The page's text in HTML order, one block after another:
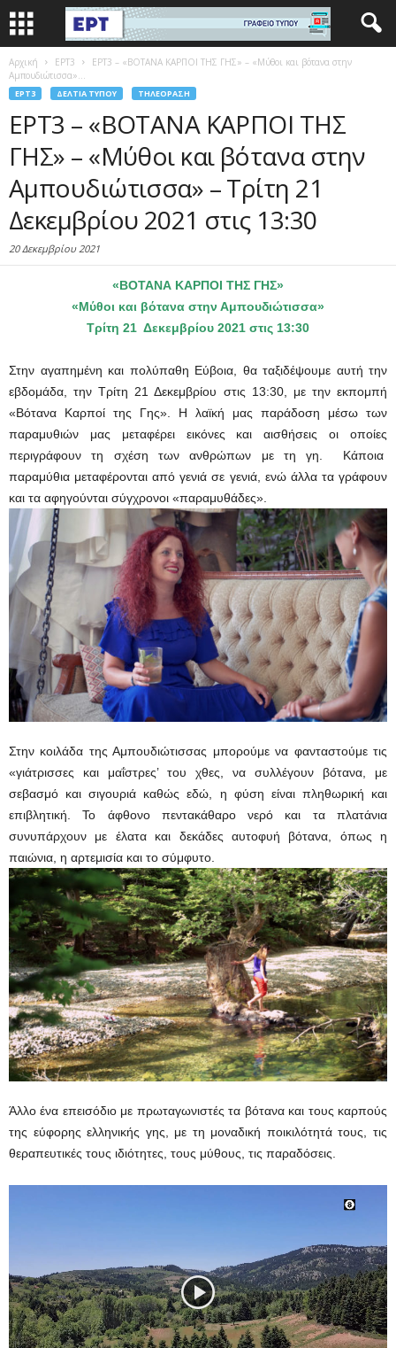
Αρχική EΡΤ3
ΕΡΤ3 – «ΒΟΤΑΝΑ ΚΑΡΠΟΙ ΤΗΣ ΓΗΣ» – «Μύθοι και βότανα στην
Αμπουδιώτισσα»...
EΡΤ3 ΔΕΛΤΊΑ ΤΎΠΟΥ ΤΗΛΕΌΡΑΣΗ
ΕΡΤ3 – «ΒΟΤΑΝΑ ΚΑΡΠΟΙ ΤΗΣ
ΓΗΣ» – «Μύθοι και βότανα στην
Αμπουδιώτισσα» – Τρίτη 21
Δεκεμβρίου 2021 στις 13:30
20 Δεκεμβρίου 2021
«ΒΟΤΑΝΑ ΚΑΡΠΟΙ ΤΗΣ ΓΗΣ»
«Μύθοι και βότανα στην Αμπουδιώτισσα»
Τρίτη 21 Δεκεμβρίου 2021 στις 13:30
Στην αγαπημένη και πολύπαθη Εύβοια, θα ταξιδέψουμε αυτή την
εβδομάδα, την Τρίτη 21 Δεκεμβρίου στις 13:30, με την εκπομπή
«Βότανα Καρποί της Γης». Η λαϊκή μας παράδοση μέσω των
παραμυθιών μας μεταφέρει εικόνες και αισθήσεις οι οποίες
περιγράφουν τη σχέση των ανθρώπων με τη γη. Κάποια
παραμύθια μεταφέρονται από γενιά σε γενιά, ενώ άλλα τα γράφουν
και τα αφηγούνται σύγχρονοι «παραμυθάδες».
Στην κοιλάδα της Αμπουδιώτισσας μπορούμε να φανταστούμε τις
«γιάτρισσες και μαΐστρες’ του χθες, να συλλέγουν βότανα, με
σεβασμό και σιγουριά καθώς εδώ, η φύση είναι πληθωρική και
επιβλητική. Το άφθονο πεντακάθαρο νερό και τα πλατάνια
συνυπάρχουν με έλατα και δεκάδες αυτοφυή βότανα, όπως η
παιώνια, η αρτεμισία και το σύμφυτο.
Άλλο ένα επεισόδιο με πρωταγωνιστές τα βότανα και τους καρπούς
της εύφορης ελληνικής γης, με τη μοναδική ποικιλότητά τους, τις
θεραπευτικές τους ιδιότητες, τους μύθους, τις παραδόσεις.